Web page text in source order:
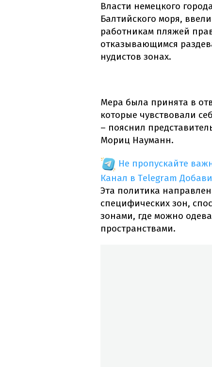
Власти немецкого
Балтийского моря,
работникам пляжей
отказывающимся
нудистов зонах.
Мера была принята в
которые чувствовали
– пояснил
Мориц Науманн.
Не пропускайте
Канал в Telegram
Эта политика
специфических зон,
зонами, где можно
пространствами.